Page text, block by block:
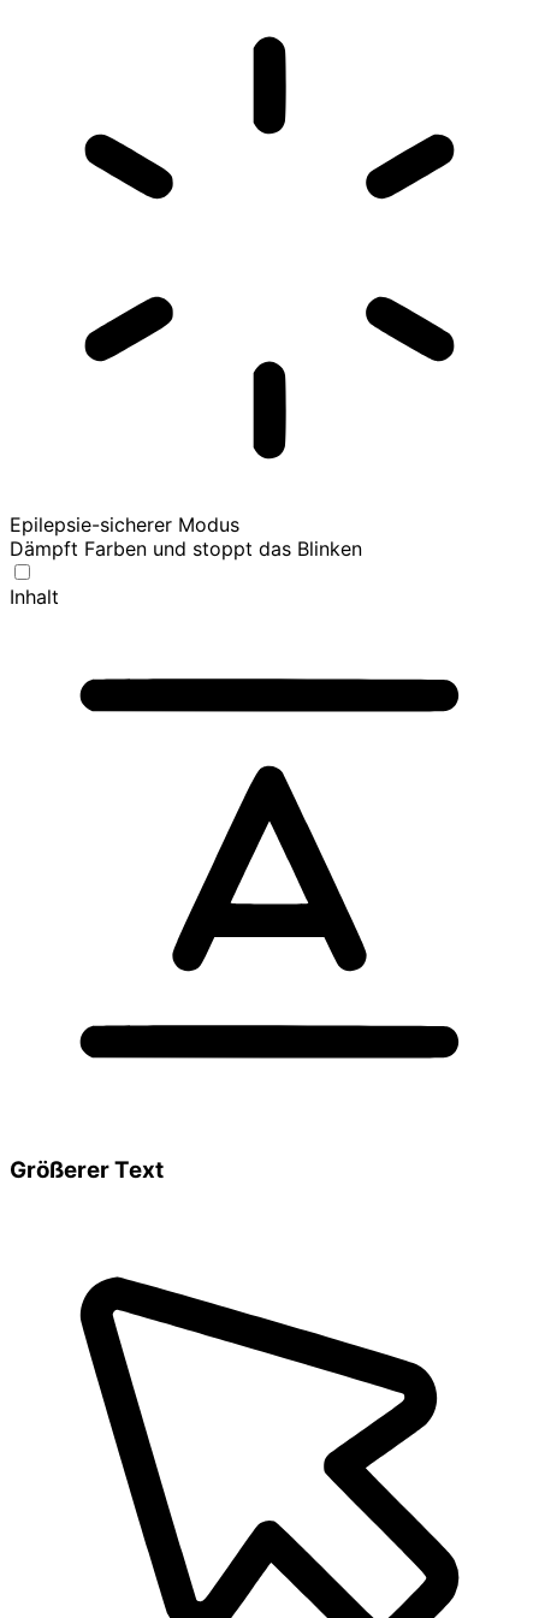
Epilepsie-sicherer Modus
Dämpft Farben und stoppt das Blinken
Inhalt
Größerer Text